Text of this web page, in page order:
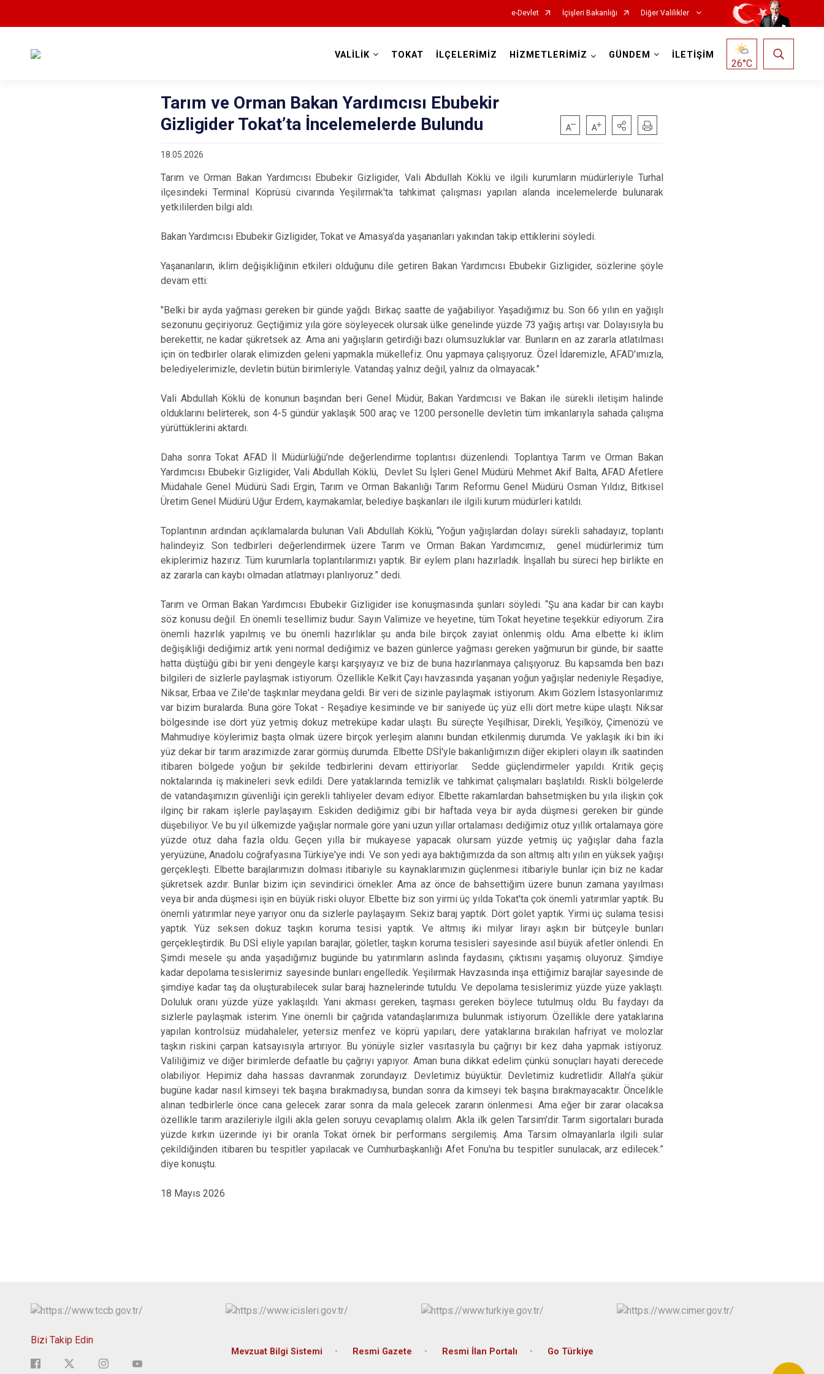
e-Devlet İçişleri Bakanlığı Diğer Valilikler
VALİLİK TOKAT İLÇELERİMİZ HİZMETLERİMİZ GÜNDEM İLETİŞİM
26°C
Tarım ve Orman Bakan Yardımcısı Ebubekir
Gizligider Tokat’ta İncelemelerde Bulundu
18.05.2026
Tarım ve Orman Bakan Yardımcısı Ebubekir Gizligider, Vali Abdullah Köklü ve ilgili kurumların müdürleriyle Turhal
ilçesindeki Terminal Köprüsü civarında Yeşilırmak'ta tahkimat çalışması yapılan alanda incelemelerde bulunarak
yetkililerden bilgi aldı.
Bakan Yardımcısı Ebubekir Gizligider, Tokat ve Amasya'da yaşananları yakından takip ettiklerini söyledi.
Yaşananların, iklim değişikliğinin etkileri olduğunu dile getiren Bakan Yardımcısı Ebubekir Gizligider, sözlerine şöyle
devam etti:
"Belki bir ayda yağması gereken bir günde yağdı. Birkaç saatte de yağabiliyor. Yaşadığımız bu. Son 66 yılın en yağışlı
sezonunu geçiriyoruz. Geçtiğimiz yıla göre söyleyecek olursak ülke genelinde yüzde 73 yağış artışı var. Dolayısıyla bu
berekettir, ne kadar şükretsek az. Ama ani yağışların getirdiği bazı olumsuzluklar var. Bunların en az zararla atlatılması
için ön tedbirler olarak elimizden geleni yapmakla mükellefiz. Onu yapmaya çalışıyoruz. Özel İdaremizle, AFAD'ımızla,
belediyelerimizle, devletin bütün birimleriyle. Vatandaş yalnız değil, yalnız da olmayacak."
Vali Abdullah Köklü de konunun başından beri Genel Müdür, Bakan Yardımcısı ve Bakan ile sürekli iletişim halinde
olduklarını belirterek, son 4-5 gündür yaklaşık 500 araç ve 1200 personelle devletin tüm imkanlarıyla sahada çalışma
yürüttüklerini aktardı.
Daha sonra Tokat AFAD İl Müdürlüğü’nde değerlendirme toplantısı düzenlendi. Toplantıya Tarım ve Orman Bakan
Yardımcısı Ebubekir Gizligider, Vali Abdullah Köklü, Devlet Su İşleri Genel Müdürü Mehmet Akif Balta, AFAD Afetlere
Müdahale Genel Müdürü Sadi Ergin, Tarım ve Orman Bakanlığı Tarım Reformu Genel Müdürü Osman Yıldız, Bitkisel
Üretim Genel Müdürü Uğur Erdem, kaymakamlar, belediye başkanları ile ilgili kurum müdürleri katıldı.
Toplantının ardından açıklamalarda bulunan Vali Abdullah Köklü, “Yoğun yağışlardan dolayı sürekli sahadayız, toplantı
halindeyiz. Son tedbirleri değerlendirmek üzere Tarım ve Orman Bakan Yardımcımız, genel müdürlerimiz tüm
ekiplerimiz hazırız. Tüm kurumlarla toplantılarımızı yaptık. Bir eylem planı hazırladık. İnşallah bu süreci hep birlikte en
az zararla can kaybı olmadan atlatmayı planlıyoruz.” dedi.
Tarım ve Orman Bakan Yardımcısı Ebubekir Gizligider ise konuşmasında şunları söyledi. “Şu ana kadar bir can kaybı
söz konusu değil. En önemli tesellimiz budur. Sayın Valimize ve heyetine, tüm Tokat heyetine teşekkür ediyorum. Zira
önemli hazırlık yapılmış ve bu önemli hazırlıklar şu anda bile birçok zayiat önlenmiş oldu. Ama elbette ki iklim
değişikliği dediğimiz artık yeni normal dediğimiz ve bazen günlerce yağması gereken yağmurun bir günde, bir saatte
hatta düştüğü gibi bir yeni dengeyle karşı karşıyayız ve biz de buna hazırlanmaya çalışıyoruz. Bu kapsamda ben bazı
bilgileri de sizlerle paylaşmak istiyorum. Özellikle Kelkit Çayı havzasında yaşanan yoğun yağışlar nedeniyle Reşadiye,
Niksar, Erbaa ve Zile'de taşkınlar meydana geldi. Bir veri de sizinle paylaşmak istiyorum. Akım Gözlem İstasyonlarımız
var bizim buralarda. Buna göre Tokat - Reşadiye kesiminde ve bir saniyede üç yüz elli dört metre küpe ulaştı. Niksar
bölgesinde ise dört yüz yetmiş dokuz metreküpe kadar ulaştı. Bu süreçte Yeşilhisar, Direkli, Yeşilköy, Çimenözü ve
Mahmudiye köylerimiz başta olmak üzere birçok yerleşim alanını bundan etkilenmiş durumda. Ve yaklaşık iki bin iki
yüz dekar bir tarım arazimizde zarar görmüş durumda. Elbette DSİ'yle bakanlığımızın diğer ekipleri olayın ilk saatinden
itibaren bölgede yoğun bir şekilde tedbirlerini devam ettiriyorlar. Sedde güçlendirmeler yapıldı. Kritik geçiş
noktalarında iş makineleri sevk edildi. Dere yataklarında temizlik ve tahkimat çalışmaları başlatıldı. Riskli bölgelerde
de vatandaşımızın güvenliği için gerekli tahliyeler devam ediyor. Elbette rakamlardan bahsetmişken bu yıla ilişkin çok
ilginç bir rakam işlerle paylaşayım. Eskiden dediğimiz gibi bir haftada veya bir ayda düşmesi gereken bir günde
düşebiliyor. Ve bu yıl ülkemizde yağışlar normale göre yani uzun yıllar ortalaması dediğimiz otuz yıllık ortalamaya göre
yüzde otuz daha fazla oldu. Geçen yılla bir mukayese yapacak olursam yüzde yetmiş üç yağışlar daha fazla
yeryüzüne, Anadolu coğrafyasına Türkiye'ye indi. Ve son yedi aya baktığımızda da son altmış altı yılın en yüksek yağışı
gerçekleşti. Elbette barajlarımızın dolması itibariyle su kaynaklarımızın güçlenmesi itibariyle bunlar için biz ne kadar
şükretsek azdır. Bunlar bizim için sevindirici örnekler. Ama az önce de bahsettiğim üzere bunun zamana yayılması
veya bir anda düşmesi işin en büyük riski oluyor. Elbette biz son yirmi üç yılda Tokat'ta çok önemli yatırımlar yaptık. Bu
önemli yatırımlar neye yarıyor onu da sizlerle paylaşayım. Sekiz baraj yaptık. Dört gölet yaptık. Yirmi üç sulama tesisi
yaptık. Yüz seksen dokuz taşkın koruma tesisi yaptık. Ve altmış iki milyar lirayı aşkın bir bütçeyle bunları
gerçekleştirdik. Bu DSİ eliyle yapılan barajlar, göletler, taşkın koruma tesisleri sayesinde asıl büyük afetler önlendi. En
Şimdi mesele şu anda yaşadığımız bugünde bu yatırımların aslında faydasını, çıktısını yaşamış oluyoruz. Şimdiye
kadar depolama tesislerimiz sayesinde bunları engelledik. Yeşilırmak Havzasında inşa ettiğimiz barajlar sayesinde de
şimdiye kadar taş da oluşturabilecek sular baraj haznelerinde tutuldu. Ve depolama tesislerimiz yüzde yüze yaklaştı.
Doluluk oranı yüzde yüze yaklaşıldı. Yani akması gereken, taşması gereken böylece tutulmuş oldu. Bu faydayı da
sizlerle paylaşmak isterim. Yine önemli bir çağrıda vatandaşlarımıza bulunmak istiyorum. Özellikle dere yataklarına
yapılan kontrolsüz müdahaleler, yetersiz menfez ve köprü yapıları, dere yataklarına bırakılan hafriyat ve molozlar
taşkın riskini çarpan katsayısıyla artırıyor. Bu yönüyle sizler vasıtasıyla bu çağrıyı bir kez daha yapmak istiyoruz.
Valiliğimiz ve diğer birimlerde defaatle bu çağrıyı yapıyor. Aman buna dikkat edelim çünkü sonuçları hayati derecede
olabiliyor. Hepimiz daha hassas davranmak zorundayız. Devletimiz büyüktür. Devletimiz kudretlidir. Allah’a şükür
bugüne kadar nasıl kimseyi tek başına bırakmadıysa, bundan sonra da kimseyi tek başına bırakmayacaktır. Öncelikle
alınan tedbirlerle önce cana gelecek zarar sonra da mala gelecek zararın önlenmesi. Ama eğer bir zarar olacaksa
özellikle tarım arazileriyle ilgili akla gelen soruyu cevaplamış olalım. Akla ilk gelen Tarsim'dir. Tarım sigortaları burada
yüzde kırkın üzerinde iyi bir oranla Tokat örnek bir performans sergilemiş. Ama Tarsim olmayanlarla ilgili sular
çekildiğinden itibaren bu tespitler yapılacak ve Cumhurbaşkanlığı Afet Fonu'na bu tespitler sunulacak, arz edilecek.”
diye konuştu.
18 Mayıs 2026
Bizi Takip Edin
Mevzuat Bilgi Sistemi Resmi Gazete Resmi İlan Portalı Go Türkiye